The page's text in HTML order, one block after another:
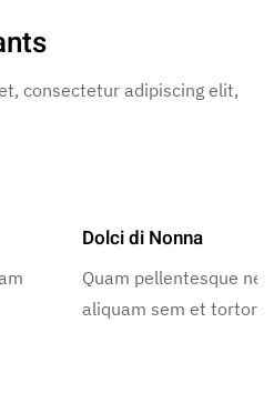
consectetur adipiscing elit,
Dolci di Nonna
Quam pellentesque
aliquam sem et tortor.